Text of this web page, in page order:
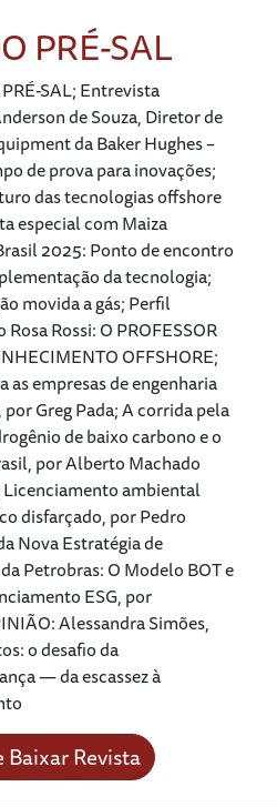
PRÉ-SAL
SAL; Entrevista
de Souza, Diretor de
da Baker Hughes –
de prova para inovações;
das tecnologias offshore
especial com Maiza
2025: Ponto de encontro
da tecnologia;
movida a gás; Perfil
Rossi: O PROFESSOR
OFFSHORE;
as empresas de engenharia
Greg Pada; A corrida pela
de baixo carbono e o
por Alberto Machado
ambiental
disfarçado, por Pedro
Nova Estratégia de
Petrobras: O Modelo BOT e
ESG, por
Alessandra Simões,
o desafio da
— da escassez à
Baixar Revista